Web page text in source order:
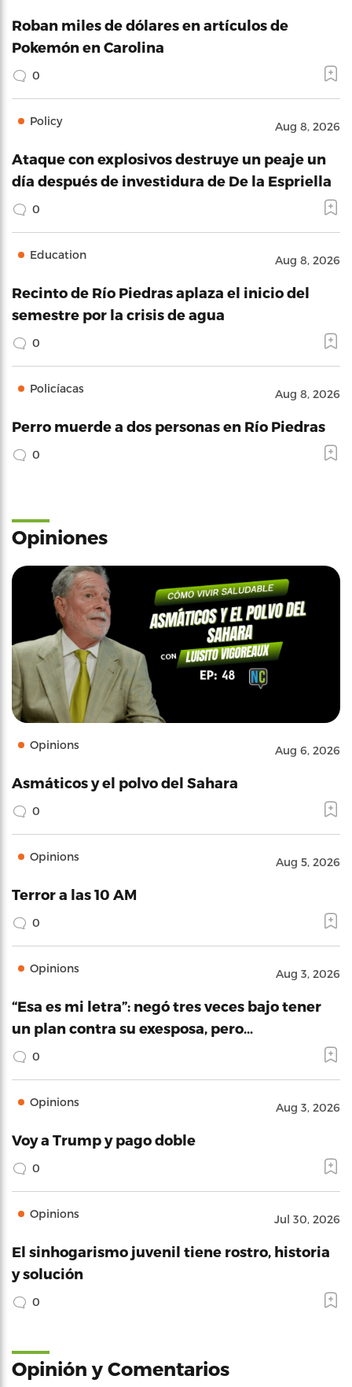
Roban miles de dólares en artículos de
Pokemón en Carolina
0
Policy Aug 8, 2026
Ataque con explosivos destruye un peaje un
día después de investidura de De la Espriella
0
Education Aug 8, 2026
Recinto de Río Piedras aplaza el inicio del
semestre por la crisis de agua
0
Policíacas Aug 8, 2026
Perro muerde a dos personas en Río Piedras
0
Opiniones
Opinions Aug 6, 2026
Asmáticos y el polvo del Sahara
0
Opinions Aug 5, 2026
Terror a las 10 AM
0
Opinions Aug 3, 2026
“Esa es mi letra”: negó tres veces bajo tener
un plan contra su exesposa, pero…
0
Opinions Aug 3, 2026
Voy a Trump y pago doble
0
Opinions Jul 30, 2026
El sinhogarismo juvenil tiene rostro, historia
y solución
0
Opinión y Comentarios